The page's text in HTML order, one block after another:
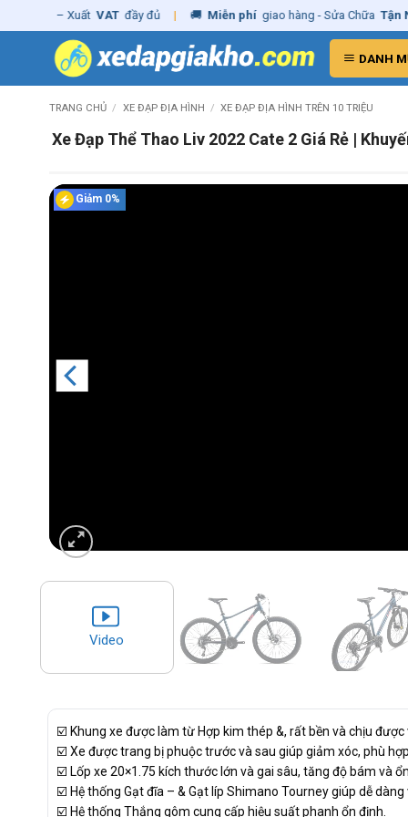
to
– Xuất VAT đầy đủ | 🚚 Miễn phí giao hàng - Sửa Chữa Tận Nhà ✓
DANH
TRANG CHỦ / XE ĐẠP ĐỊA HÌNH / XE ĐẠP ĐỊA HÌNH TRÊN 10 TRIỆU
Xe Đạp Thể Thao Liv 2022 Cate 2 Giá Rẻ |
Giảm 0%
Video
☑️ Khung xe được làm từ Hợp kim thép &, rất bền và chịu được
☑️ Xe được trang bị phuộc trước và sau giúp giảm xóc, phù
☑️ Lốp xe 20×1.75 kích thước lớn và gai sâu, tăng độ bám và
☑️ Hệ thống Gạt đĩa – & Gạt líp Shimano Tourney giúp dễ
☑️ Hệ thống Thắng gôm cung cấp hiệu suất phanh ổn định.